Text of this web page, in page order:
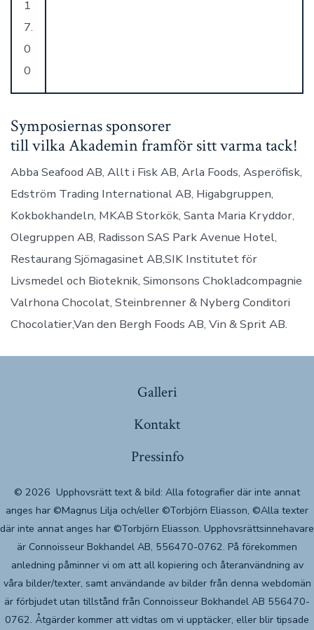
1
7.
0
0
Symposiernas sponsorer
till vilka Akademin framför sitt varma tack!
Abba Seafood AB, Allt i Fisk AB, Arla Foods, Asperöfisk,
Edström Trading International AB, Higabgruppen,
Kokbokhandeln, MKAB Storkök, Santa Maria Kryddor,
Olegruppen AB, Radisson SAS Park Avenue Hotel,
Restaurang Sjömagasinet AB,SIK Institutet för
Livsmedel och Bioteknik, Simonsons Chokladcompagnie
Valrhona Chocolat, Steinbrenner & Nyberg Conditori
Chocolatier,Van den Bergh Foods AB, Vin & Sprit AB.
Galleri
Kontakt
Pressinfo
© 2026 Upphovsrätt text & bild: Alla fotografier där inte annat
anges har ©Magnus Lilja och/eller ©Torbjörn Eliasson, ©Alla texter
där inte annat anges har ©Torbjörn Eliasson. Upphovsrättsinnehavare
är Connoisseur Bokhandel AB, 556470-0762. På förekommen
anledning påminner vi om att all kopiering och återanvändning av
våra bilder/texter, samt användande av bilder från denna webdomän
är förbjudet utan tillstånd från Connoisseur Bokhandel AB 556470-
0762. Åtgärder kommer att vidtas om vi upptäcker, eller blir tipsade